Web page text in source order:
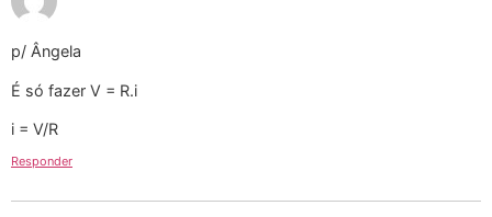
p/ Ângela
É só fazer V = R.i
i = V/R
Responder